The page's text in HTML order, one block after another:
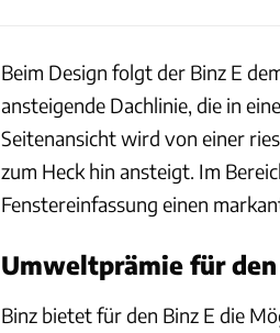
Beim Design folgt der Binz E
ansteigende Dachlinie, die in
Seitenansicht wird von einer
zum Heck hin ansteigt. Im
Fenstereinfassung einen
Umweltprämie für
Binz bietet für den Binz E die